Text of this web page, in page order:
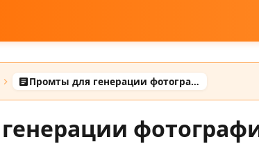
Промты для генерации фотографий (с примерами готовых промтов)